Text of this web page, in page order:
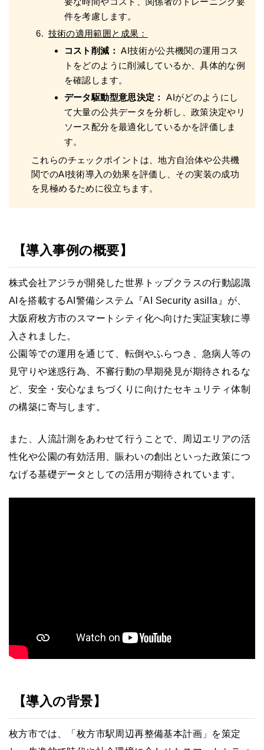
件を考慮します。
技術の適用範囲と成果：
コスト削減： AI技術が公共機関の運用コス
トをどのように削減しているか、具体的な例
を確認します。
データ駆動型意思決定：
AIがどのようにし
て大量の公共データを分析し、政策決定やリ
ソース配分を最適化しているかを評価しま
す。
これらのチェックポイントは、地方自治体や公共機
関でのAI技術導入の効果を評価し、その実装の成功
を見極めるために役立ちます。
【導入事例の概要】
株式会社アジラが開発した世界トップクラスの行動認識
AIを搭載するAI警備システム『AI Security asilla』が、
大阪府枚方市のスマートシティ化へ向けた実証実験に導
入されました。
公園等での運用を通じて、転倒やふらつき、急病人等の
見守りや迷惑行為、不審行動の早期発見が期待されるな
ど、安全・安心なまちづくりに向けたセキュリティ体制
の構築に寄与します。
また、人流計測をあわせて行うことで、周辺エリアの活
性化や公園の有効活用、賑わいの創出といった政策につ
なげる基礎データとしての活用が期待されています。
【導入の背景】
枚方市では、「枚方市駅周辺再整備基本計画」を策定